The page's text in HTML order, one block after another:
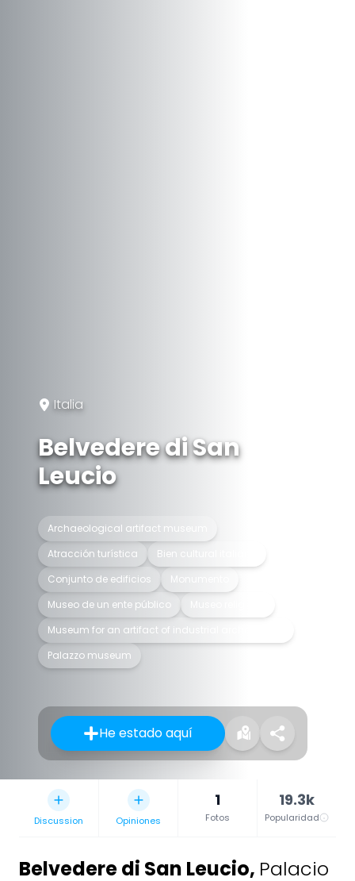
Italia
Belvedere di San
Leucio
Archaeological artifact museum
Atracción turística
Bien cultural italiano
Conjunto de edificios
Monumento
Museo de un ente público
Museum for an artifact of industrial archaeology
Palazzo museum
He estado aquí
Discussion Opiniones
1
Fotos
19.3k
Popularidad
Belvedere di San Leucio, Palacio